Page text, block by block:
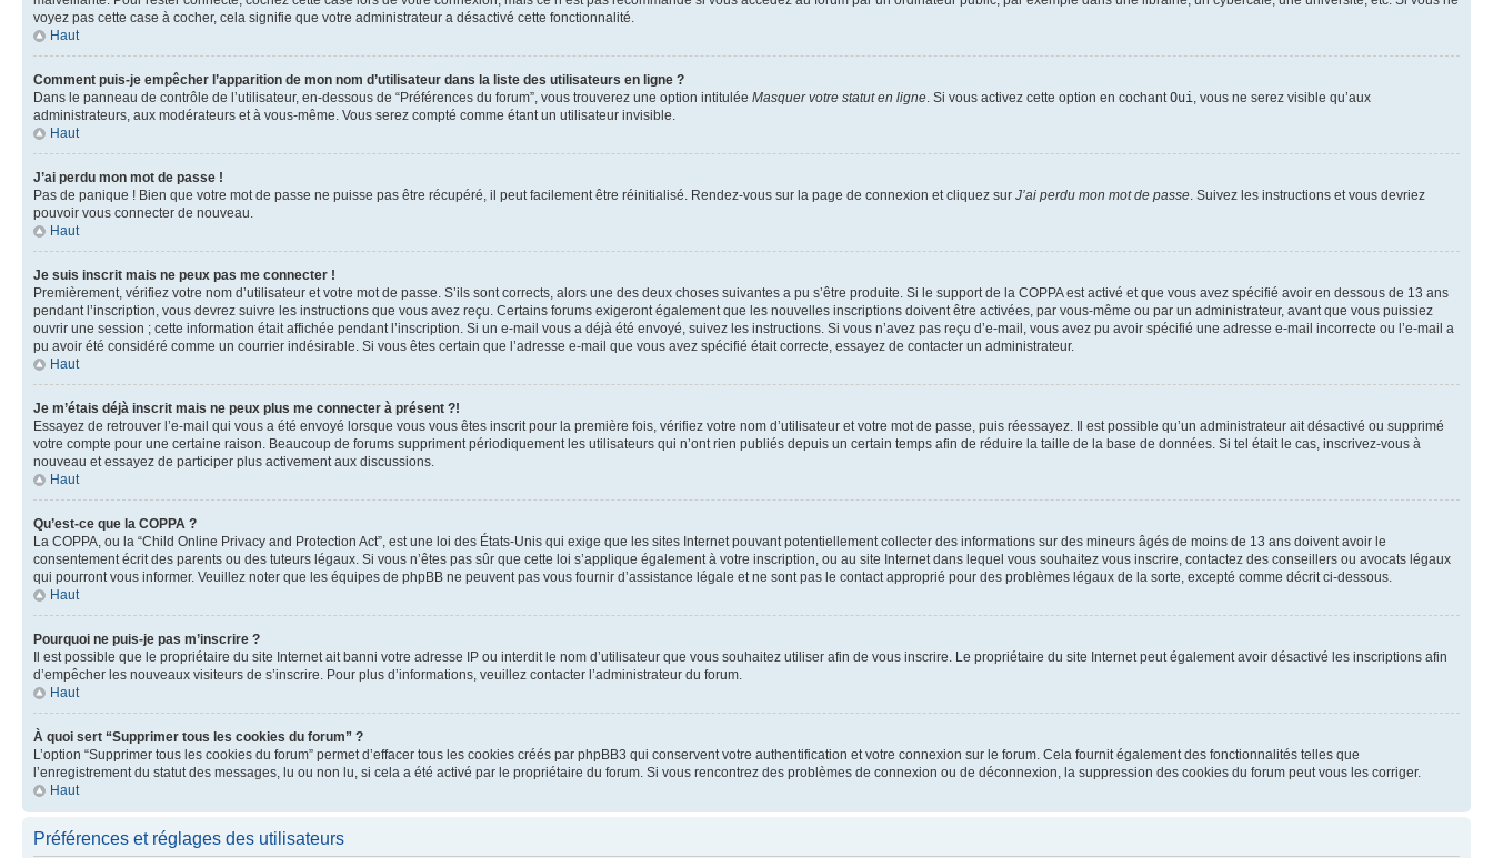
voyez pas cette case à cocher, cela signifie que votre administrateur a désactivé cette fonctionnalité.
Haut
Comment puis-je empêcher l’apparition de mon nom d’utilisateur dans la liste des utilisateurs en ligne ?
Dans le panneau de contrôle de l’utilisateur, en-dessous de “Préférences du forum”, vous trouverez une option intitulée Masquer votre statut en ligne. Si vous activez cette option en cochantOui, vous ne serez visible qu’aux
administrateurs, aux modérateurs et à vous-même. Vous serez compté comme étant un utilisateur invisible.
Haut
J’ai perdu mon mot de passe !
Pas de panique ! Bien que votre mot de passe ne puisse pas être récupéré, il peut facilement être réinitialisé. Rendez-vous sur la page de connexion et cliquez sur J’ai perdu mon mot de passe. Suivez les instructions et vous devriez
pouvoir vous connecter de nouveau.
Haut
Je suis inscrit mais ne peux pas me connecter !
Premièrement, vérifiez votre nom d’utilisateur et votre mot de passe. S’ils sont corrects, alors une des deux choses suivantes a pu s’être produite. Si le support de la COPPA est activé et que vous avez spécifié avoir en dessous de 13 ans
pendant l’inscription, vous devrez suivre les instructions que vous avez reçu. Certains forums exigeront également que les nouvelles inscriptions doivent être activées, par vous-même ou par un administrateur, avant que vous puissiez
ouvrir une session ; cette information était affichée pendant l’inscription. Si un e-mail vous a déjà été envoyé, suivez les instructions. Si vous n’avez pas reçu d’e-mail, vous avez pu avoir spécifié une adresse e-mail incorrecte ou l’e-mail a
pu avoir été considéré comme un courrier indésirable. Si vous êtes certain que l’adresse e-mail que vous avez spécifié était correcte, essayez de contacter un administrateur.
Haut
Je m’étais déjà inscrit mais ne peux plus me connecter à présent ?!
Essayez de retrouver l’e-mail qui vous a été envoyé lorsque vous vous êtes inscrit pour la première fois, vérifiez votre nom d’utilisateur et votre mot de passe, puis réessayez. Il est possible qu’un administrateur ait désactivé ou supprimé
votre compte pour une certaine raison. Beaucoup de forums suppriment périodiquement les utilisateurs qui n’ont rien publiés depuis un certain temps afin de réduire la taille de la base de données. Si tel était le cas, inscrivez-vous à
nouveau et essayez de participer plus activement aux discussions.
Haut
Qu’est-ce que la COPPA ?
La COPPA, ou la “Child Online Privacy and Protection Act”, est une loi des États-Unis qui exige que les sites Internet pouvant potentiellement collecter des informations sur des mineurs âgés de moins de 13 ans doivent avoir le
consentement écrit des parents ou des tuteurs légaux. Si vous n’êtes pas sûr que cette loi s’applique également à votre inscription, ou au site Internet dans lequel vous souhaitez vous inscrire, contactez des conseillers ou avocats légaux
qui pourront vous informer. Veuillez noter que les équipes de phpBB ne peuvent pas vous fournir d’assistance légale et ne sont pas le contact approprié pour des problèmes légaux de la sorte, excepté comme décrit ci-dessous.
Haut
Pourquoi ne puis-je pas m’inscrire ?
Il est possible que le propriétaire du site Internet ait banni votre adresse IP ou interdit le nom d’utilisateur que vous souhaitez utiliser afin de vous inscrire. Le propriétaire du site Internet peut également avoir désactivé les inscriptions afin
d’empêcher les nouveaux visiteurs de s’inscrire. Pour plus d’informations, veuillez contacter l’administrateur du forum.
Haut
À quoi sert “Supprimer tous les cookies du forum” ?
L’option “Supprimer tous les cookies du forum” permet d’effacer tous les cookies créés par phpBB3 qui conservent votre authentification et votre connexion sur le forum. Cela fournit également des fonctionnalités telles que
l’enregistrement du statut des messages, lu ou non lu, si cela a été activé par le propriétaire du forum. Si vous rencontrez des problèmes de connexion ou de déconnexion, la suppression des cookies du forum peut vous les corriger.
Haut
Préférences et réglages des utilisateurs